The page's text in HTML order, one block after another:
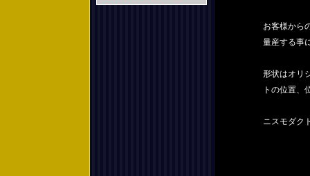
お客様から
量産する事
形状はオリ
トの位置、
ニスモダク